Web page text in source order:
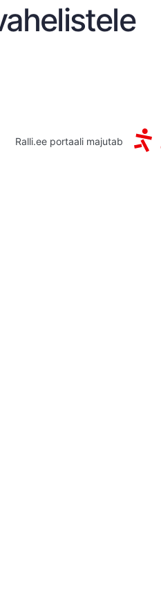
Ralli.ee portaali majutab